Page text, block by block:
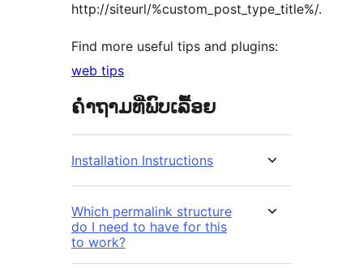
http://siteurl/%custom_post_type_title%/.
Find more useful tips and plugins:
web tips
ຄຳຖາມທີ່ພົບເລື້ອຍ
Installation Instructions
Which permalink structure
do I need to have for this
to work?